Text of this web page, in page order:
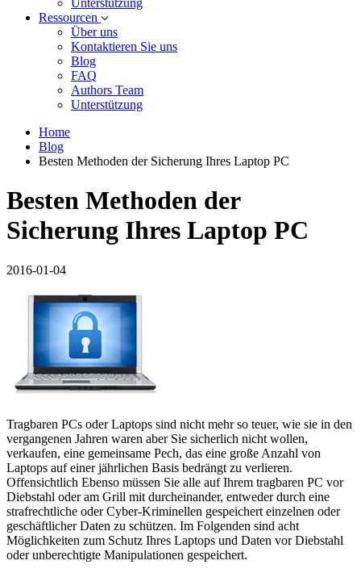
Unterstützung
Ressourcen
Über uns
Kontaktieren Sie uns
Blog
FAQ
Authors Team
Unterstützung
Home
Blog
Besten Methoden der Sicherung Ihres Laptop PC
Besten Methoden der
Sicherung Ihres Laptop PC
2016-01-04
Tragbaren PCs oder Laptops sind nicht mehr so ​​teuer, wie sie in den
vergangenen Jahren waren aber Sie sicherlich nicht wollen,
verkaufen, eine gemeinsame Pech, das eine große Anzahl von
Laptops auf einer jährlichen Basis bedrängt zu verlieren.
Offensichtlich Ebenso müssen Sie alle auf Ihrem tragbaren PC vor
Diebstahl oder am Grill mit durcheinander, entweder durch eine
strafrechtliche oder Cyber-Kriminellen gespeichert einzelnen oder
geschäftlicher Daten zu schützen. Im Folgenden sind acht
Möglichkeiten zum Schutz Ihres Laptops und Daten vor Diebstahl
oder unberechtigte Manipulationen gespeichert.